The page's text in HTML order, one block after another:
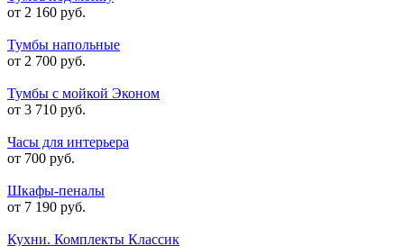
от 2 160 руб.
Тумбы напольные
от 2 700 руб.
Тумбы с мойкой Эконом
от 3 710 руб.
Часы для интерьера
от 700 руб.
Шкафы-пеналы
от 7 190 руб.
Кухни. Комплекты Классик